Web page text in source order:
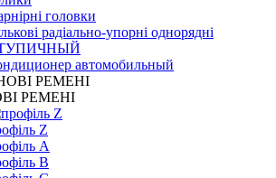
головки
радіально-упорні однорядні
автомобильный
РЕМЕНІ
Z
A
B